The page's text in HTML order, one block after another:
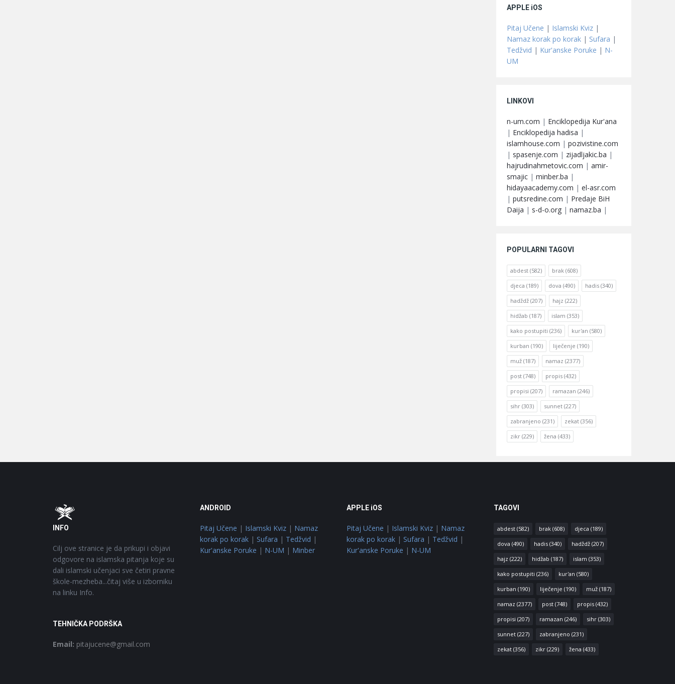
APPLE iOS
Pitaj Učene | Islamski Kviz |
Namaz korak po korak | Sufara |
Tedžvid | Kur'anske Poruke | N-
UM
LINKOVI
n-um.com | Enciklopedija Kur'ana
| Enciklopedija hadisa |
islamhouse.com | pozivistine.com
| spasenje.com | zijadljakic.ba |
hajrudinahmetovic.com | amir-
smajic | minber.ba |
hidayaacademy.com | el-asr.com
| putsredine.com | Predaje BiH
Daija | s-d-o.org | namaz.ba |
POPULARNI TAGOVI
abdest (582) brak (608)
djeca (189) dova (490) hadis (340)
hadždž (207) hajz (222)
hidžab (187) islam (353)
kako postupiti (236) kur'an (580)
kurban (190) liječenje (190)
muž (187) namaz (2377)
post (748) propis (432)
propisi (207) ramazan (246)
sihr (303) sunnet (227)
zabranjeno (231) zekat (356)
zikr (229) žena (433)
Footer
INFO
Cilj ove stranice je da prikupi i objavi
odgovore na islamska pitanja koje su
dali islamski učenjaci sve četiri pravne
škole-mezheba...čitaj više u izborniku
na linku Info.
TEHNIČKA PODRŠKA
Email: pitajucene@gmail.com
ANDROID
Pitaj Učene | Islamski Kviz| Namaz
korak po korak| Sufara | Tedžvid |
Kur'anske Poruke | N-UM | Minber
APPLE iOS
Pitaj Učene | Islamski Kviz | Namaz
korak po korak | Sufara | Tedžvid |
Kur'anske Poruke | N-UM
TAGOVI
abdest(582) brak(608) djeca (189)
dova (490) hadis(340) hadždž(207)
hajz (222) hidžab (187) islam (353)
kako postupiti (236) kur'an (580)
kurban (190) liječenje (190) muž(187)
namaz (2377) post(748) propis(432)
propisi (207) ramazan (246) sihr(303)
sunnet(227) zabranjeno (231)
zekat(356) zikr(229) žena (433)